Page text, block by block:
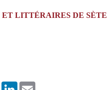
ET LITTÉRAIRES DE SÈTE
X LinkedIn